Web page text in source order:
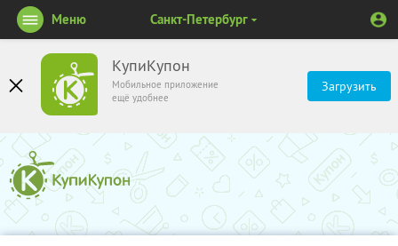
КупиКупон
Мобильное приложение
ещё удобнее
Загрузить
Меню Санкт-Петербург